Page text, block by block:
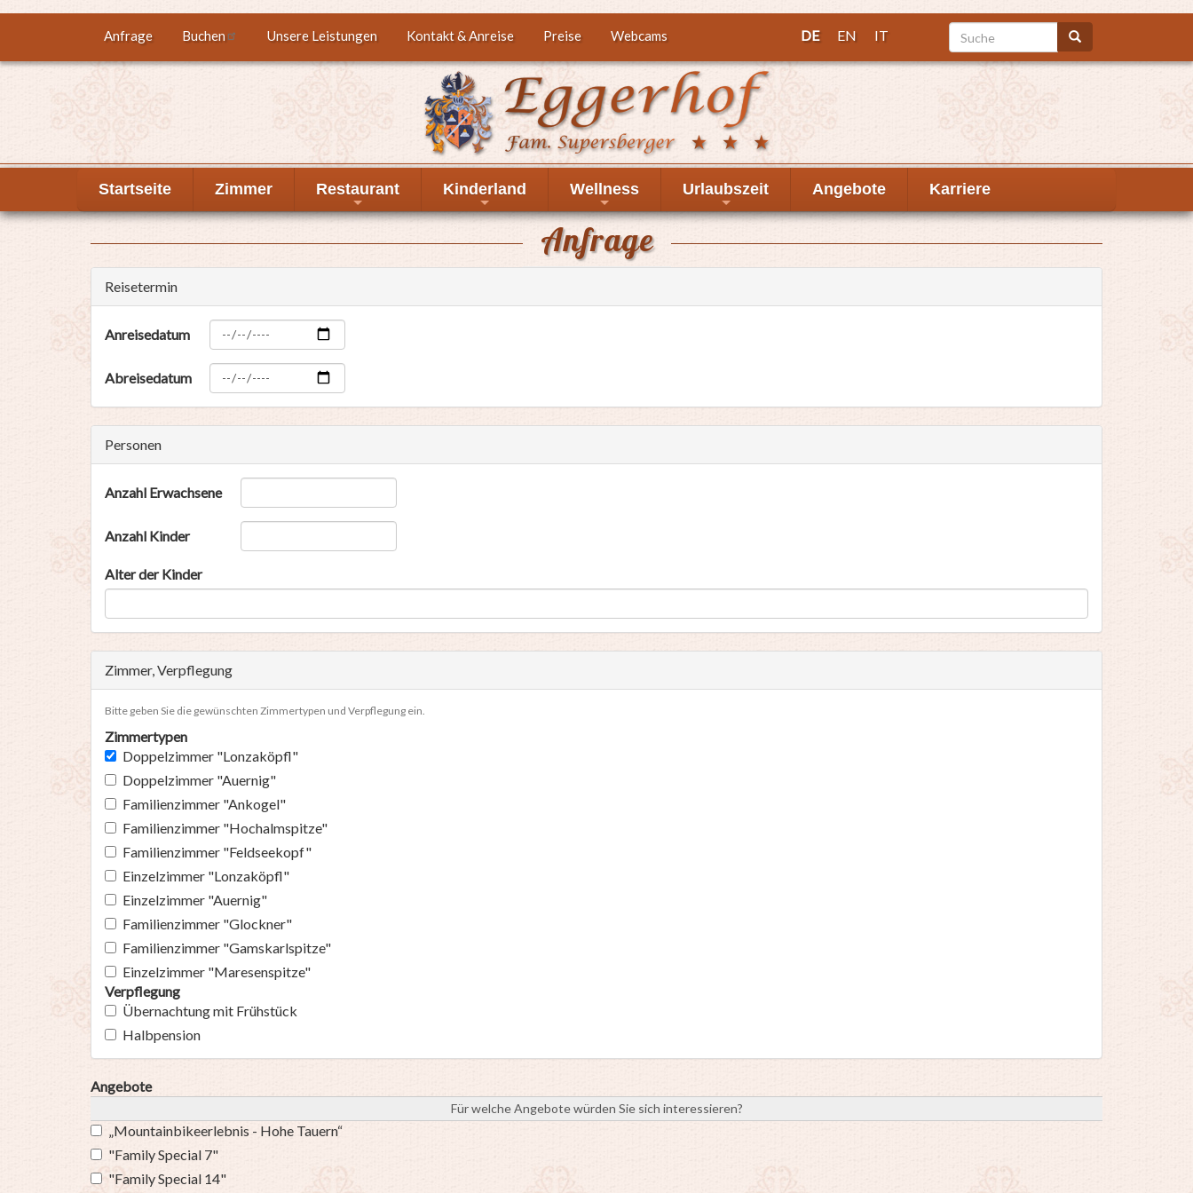
Inhalt
Top
menu
Anfrage Buchen Unsere Leistungen Kontakt & Anreise Preise Webcams DE EN IT Suche Suche
Startseite Zimmer
+
Restaurant
+
Kinderland
+
Wellness
+
Urlaubszeit Angebote Karriere
Anfrage
Reisetermin
Anreisedatum
Abreisedatum
Personen
Anzahl Erwachsene
Anzahl Kinder
Alter der Kinder
Zimmer, Verpflegung
Bitte geben Sie die gewünschten Zimmertypen und Verpflegung ein.
Zimmertypen
Doppelzimmer "Lonzaköpfl"
Doppelzimmer "Auernig"
Familienzimmer "Ankogel"
Familienzimmer "Hochalmspitze"
Familienzimmer "Feldseekopf"
Einzelzimmer "Lonzaköpfl"
Einzelzimmer "Auernig"
Familienzimmer "Glockner"
Familienzimmer "Gamskarlspitze"
Einzelzimmer "Maresenspitze"
Verpflegung
Übernachtung mit Frühstück
Halbpension
Angebote
Für welche Angebote würden Sie sich interessieren?
„Mountainbikeerlebnis - Hohe Tauern“
"Family Special 7"
"Family Special 14"